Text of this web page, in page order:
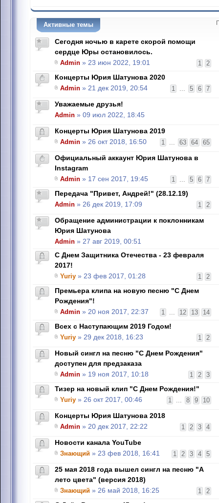
Активные темы
Сегодня ночью в карете скорой помощи
сердце Юры остановилось.
1 2
Admin » 23 июн 2022, 19:01
Концерты Юрия Шатунова 2020
1 ... 5 6 7
Admin » 21 дек 2019, 20:54
Уважаемые друзья!
Admin » 09 июл 2022, 18:45
Концерты Юрия Шатунова 2019
1 ... 63 64 65
Admin » 26 окт 2018, 16:50
Официальный аккаунт Юрия Шатунова в
Instagram
1 ... 5 6 7
Admin » 17 сен 2017, 19:45
Передача "Привет, Андрей!" (28.12.19)
1 2
Admin » 26 дек 2019, 17:09
Обращение администрации к поклонникам
Юрия Шатунова
Admin » 27 авг 2019, 00:51
С Днем Защитника Отечества - 23 февраля
2017!
1 2
Yuriy » 23 фев 2017, 01:28
Премьера клипа на новую песню "С Днем
Рождения"!
1 ... 12 13 14
Admin » 20 ноя 2017, 22:37
Всех с Наступающим 2019 Годом!
1 2
Yuriy » 29 дек 2018, 16:23
Новый сингл на песню "С Днем Рождения"
доступен для предзаказа
1 2 3
Admin » 19 ноя 2017, 10:18
Тизер на новый клип "С Днем Рождения!"
1 ... 8 9 10
Yuriy » 26 окт 2017, 00:46
Концерты Юрия Шатунова 2018
1 2 3 4
Admin » 20 дек 2017, 22:22
Новости канала YouTube
1 2 3 4 5
Знающий » 23 фев 2018, 16:41
25 мая 2018 года вышел сингл на песню "А
лето цвета" (версия 2018)
1 2
Знающий » 26 май 2018, 16:25